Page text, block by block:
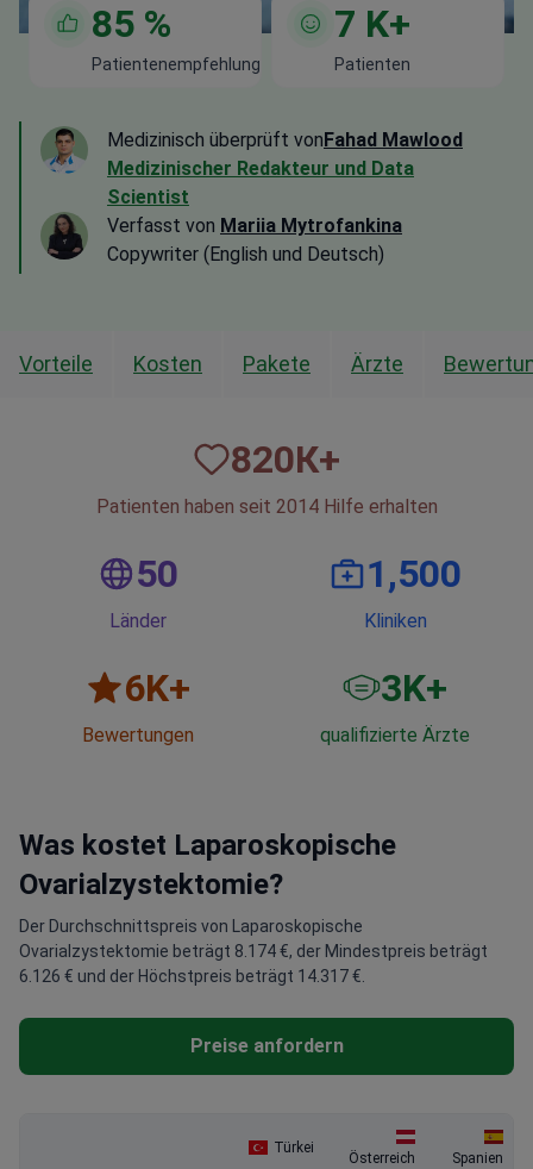
85 %
Patientenempfehlung
7 K+
Patienten
Medizinisch überprüft vonFahad Mawlood
Medizinischer Redakteur und Data
Scientist
Verfasst von Mariia Mytrofankina
Copywriter (English und Deutsch)
Vorteile Kosten Pakete Ärzte
820К+
Patienten haben seit 2014 Hilfe erhalten
50
Länder
1,500
Kliniken
6K+
Bewertungen
3K+
qualifizierte Ärzte
Was kostet Laparoskopische
Ovarialzystektomie?
Der Durchschnittspreis von Laparoskopische
Ovarialzystektomie beträgt 8.174 €, der Mindestpreis beträgt
6.126 € und der Höchstpreis beträgt 14.317 €.
Preise anfordern
Türkei
Österreich Spanien